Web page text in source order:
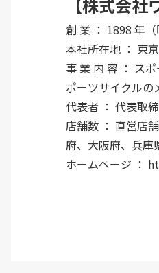
【株式会
創 業 ： 1898 年（
本社所在地 ： 東
事 業 内 容 ： ス
ポーツサイクルの
代表者 ： 代表取
店舗数 ： 直営店
府、大阪府、兵庫
ホームページ ：